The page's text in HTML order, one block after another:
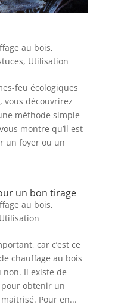
au bois,
, Utilisation
feu écologiques
vous découvrirez
méthode simple
montre qu’il est
un foyer ou un
un bon tirage
au bois,
Utilisation
car c’est ce
chauffage au bois
Il existe de
obtenir un
Pour en...